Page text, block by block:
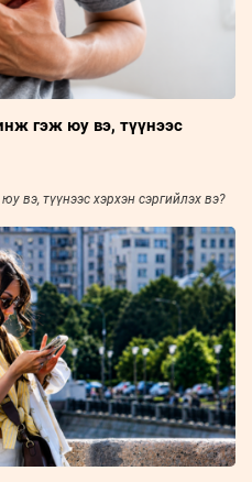
гэж юу вэ, түүнээс
вэ, түүнээс хэрхэн сэргийлэх вэ?